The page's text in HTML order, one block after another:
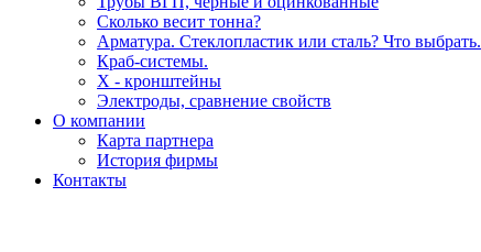
Сколько весит тонна?
Арматура. Стеклопластик или сталь? Что выбрать.
Краб-системы.
Х - кронштейны
Электроды, сравнение свойств
О компании
Карта партнера
История фирмы
Контакты